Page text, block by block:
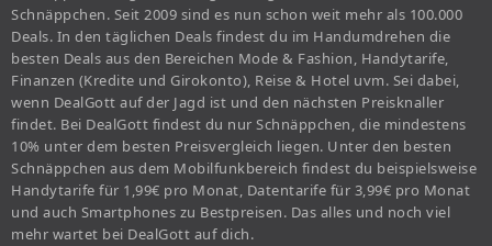
Schnäppchen. Seit 2009 sind es nun schon weit mehr als 100.000
Deals. In den täglichen Deals findest du im Handumdrehen die
besten Deals aus den Bereichen Mode & Fashion, Handytarife,
Finanzen (Kredite und Girokonto), Reise & Hotel uvm. Sei dabei,
wenn DealGott auf der Jagd ist und den nächsten Preisknaller
findet. Bei DealGott findest du nur Schnäppchen, die mindestens
10% unter dem besten Preisvergleich liegen. Unter den besten
Schnäppchen aus dem Mobilfunkbereich findest du beispielsweise
Handytarife für 1,99€ pro Monat, Datentarife für 3,99€ pro Monat
und auch Smartphones zu Bestpreisen. Das alles und noch viel
mehr wartet bei DealGott auf dich.